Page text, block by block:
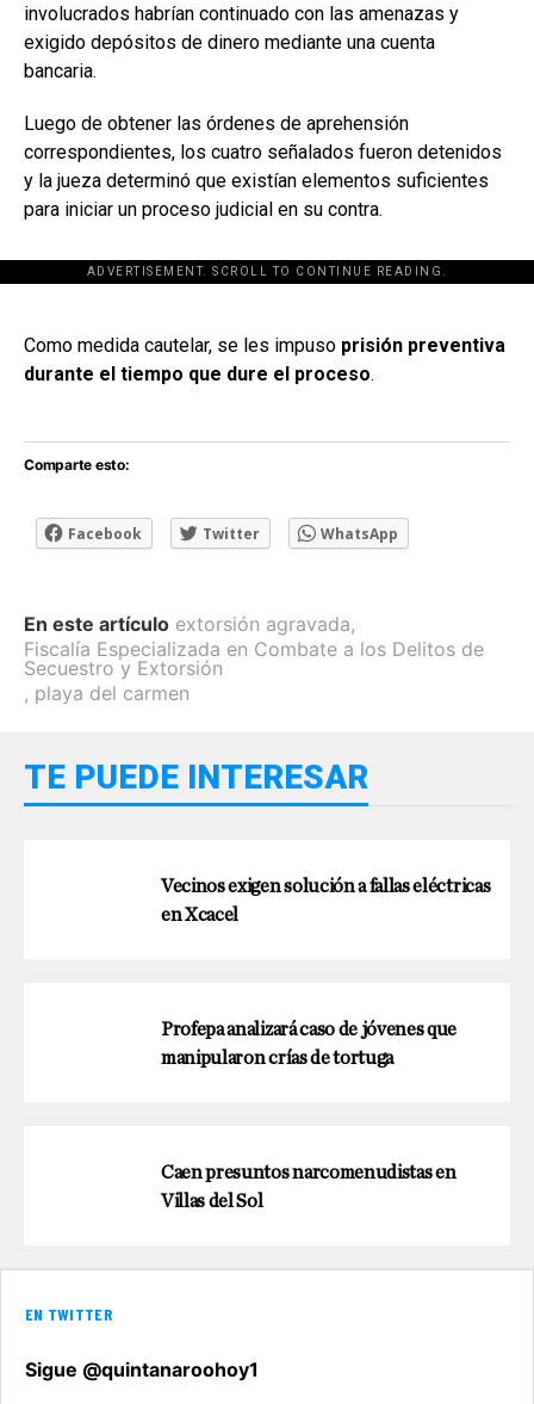
involucrados habrían continuado con las amenazas y
exigido depósitos de dinero mediante una cuenta
bancaria.
Luego de obtener las órdenes de aprehensión
correspondientes, los cuatro señalados fueron detenidos
y la jueza determinó que existían elementos suficientes
para iniciar un proceso judicial en su contra.
ADVERTISEMENT. SCROLL TO CONTINUE READING.
[adsforwp id="243463"]
Como medida cautelar, se les impuso prisión preventiva
durante el tiempo que dure el proceso.
Comparte esto:
Facebook Twitter WhatsApp
En este artículo extorsión agravada,
Fiscalía Especializada en Combate a los Delitos de
Secuestro y Extorsión
, playa del carmen
TE PUEDE INTERESAR
Vecinos exigen solución a fallas eléctricas
en Xcacel
Profepa analizará caso de jóvenes que
manipularon crías de tortuga
Caen presuntos narcomenudistas en
Villas del Sol
EN TWITTER
Sigue @quintanaroohoy1